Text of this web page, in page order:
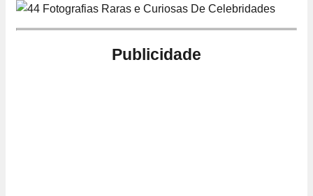
Publicidade